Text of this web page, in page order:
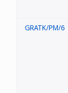
GRATK/PM/6